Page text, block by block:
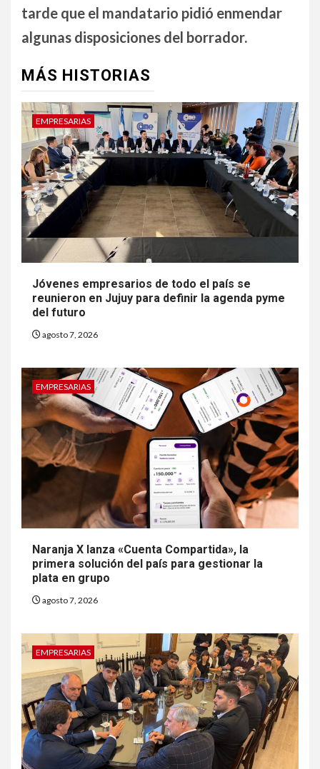
tarde que el mandatario pidió enmendar
algunas disposiciones del borrador.
MÁS HISTORIAS
EMPRESARIAS
Jóvenes empresarios de todo el país se
reunieron en Jujuy para definir la agenda pyme
del futuro
agosto 7, 2026
EMPRESARIAS
Naranja X lanza «Cuenta Compartida», la
primera solución del país para gestionar la
plata en grupo
agosto 7, 2026
EMPRESARIAS